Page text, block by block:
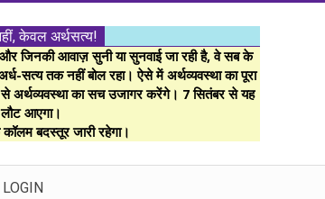
केवल अर्थसत्य!
जिनकी आवाज़ सुनी या सुनवाई जा रही है, वे सब के
तक नहीं बोल रहा। ऐसे में अर्थव्यवस्था का पूरा
अर्थव्यवस्था का सच उजागर करेंगे। 7 सितंबर से यह
आएगा।
कॉलम बदस्तूर जारी रहेगा।
LOGIN